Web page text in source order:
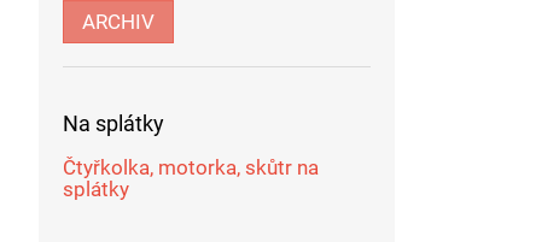
ARCHIV
Na splátky
Čtyřkolka, motorka, skůtr na
splátky